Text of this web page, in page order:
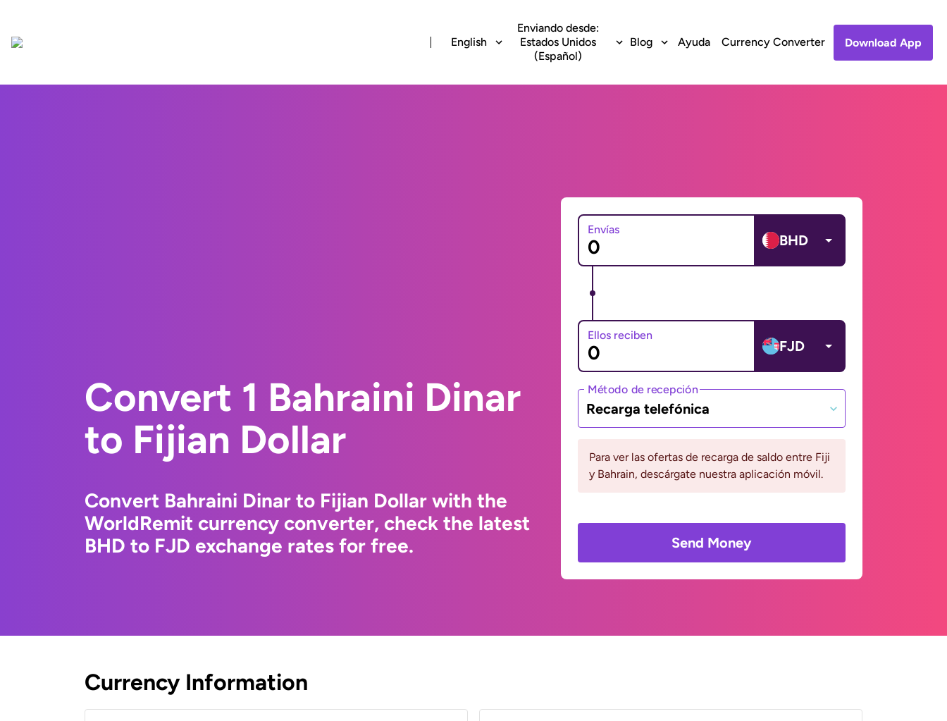
English
Enviando desde:
Estados Unidos
(Español)
Blog Ayuda Currency Converter Download App
Convert 1 Bahraini Dinar
to Fijian Dollar
Convert Bahraini Dinar to Fijian Dollar with the
WorldRemit currency converter, check the latest
BHD to FJD exchange rates for free.
Envías
BHD
Ellos reciben
FJD
Método de recepción
Recarga telefónica
Para ver las ofertas de recarga de saldo entre Fiji
y Bahrain, descárgate nuestra aplicación móvil.
Send Money
Currency Information